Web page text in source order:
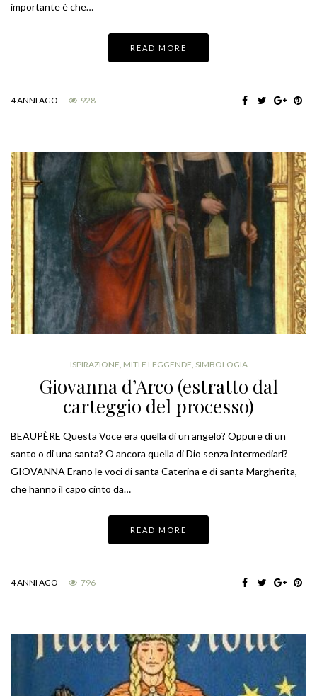
importante è che…
READ MORE
4 ANNI AGO 928
ISPIRAZIONE MITI E LEGGENDE SIMBOLOGIA
Giovanna d’Arco (estratto dal
carteggio del processo)
BEAUPÈRE Questa Voce era quella di un angelo? Oppure di un
santo o di una santa? O ancora quella di Dio senza intermediari?
GIOVANNA Erano le voci di santa Caterina e di santa Margherita,
che hanno il capo cinto da…
READ MORE
4 ANNI AGO 796